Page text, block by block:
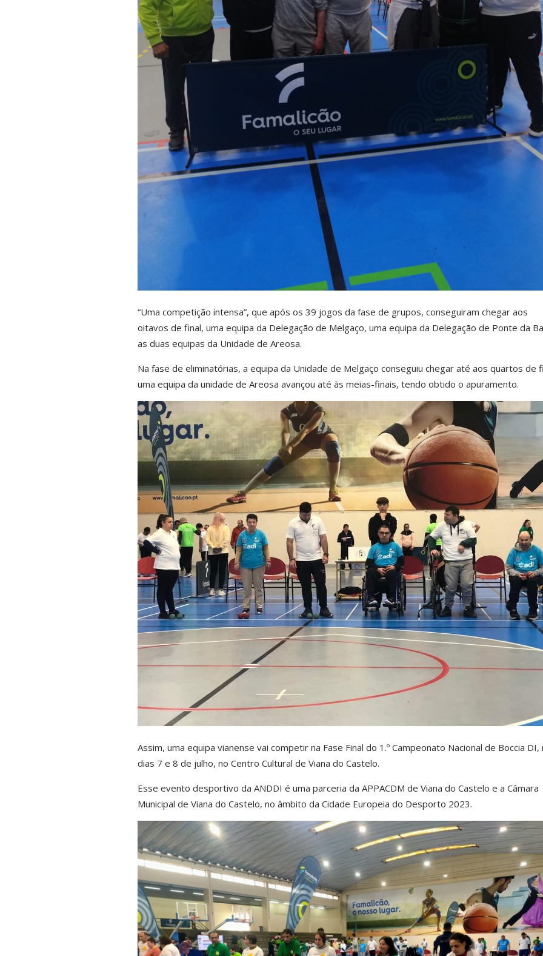
“Uma competição intensa”, que após os 39 jogos da fase de grupos, conseguiram chegar aos
oitavos de final, uma equipa da Delegação de Melgaço, uma equipa da Delegação de Ponte da
as duas equipas da Unidade de Areosa.
Na fase de eliminatórias, a equipa da Unidade de Melgaço conseguiu chegar até aos quartos de
uma equipa da unidade de Areosa avançou até às meias-finais, tendo obtido o apuramento.
Assim, uma equipa vianense vai competir na Fase Final do 1.º Campeonato Nacional de Boccia DI,
dias 7 e 8 de julho, no Centro Cultural de Viana do Castelo.
Esse evento desportivo da ANDDI é uma parceria da APPACDM de Viana do Castelo e a Câmara
Municipal de Viana do Castelo, no âmbito da Cidade Europeia do Desporto 2023.